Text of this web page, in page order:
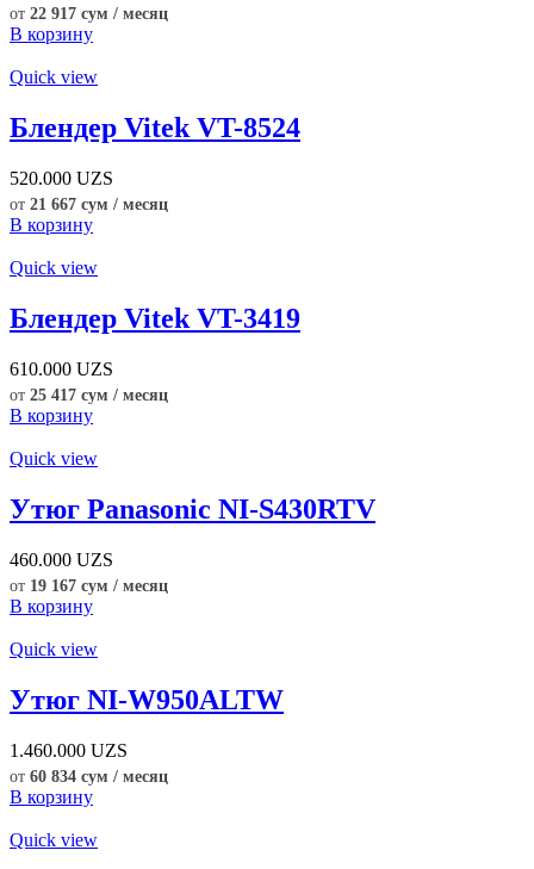
от 22 917 сум / месяц
В корзину
Quick view
Блендер Vitek VT-8524
520.000 UZS
от 21 667 сум / месяц
В корзину
Quick view
Блендер Vitek VT-3419
610.000 UZS
от 25 417 сум / месяц
В корзину
Quick view
Утюг Panasonic NI-S430RTV
460.000 UZS
от 19 167 сум / месяц
В корзину
Quick view
Утюг NI-W950ALTW
1.460.000 UZS
от 60 834 сум / месяц
В корзину
Quick view